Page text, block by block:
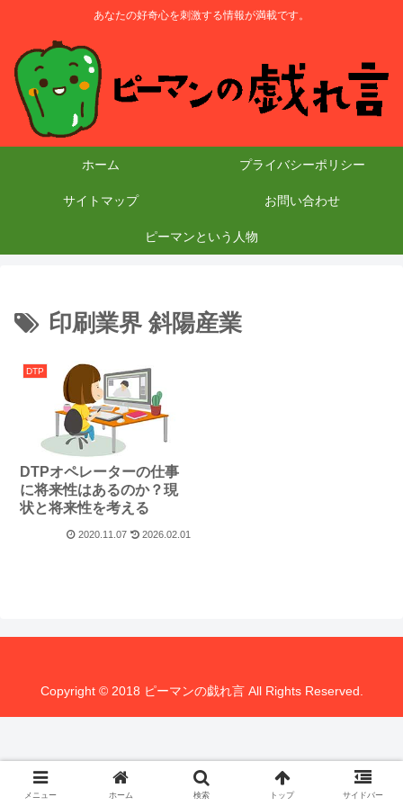
あなたの好奇心を刺激する情報が満載です。
ホーム プライバシーポリシー
サイトマップ お問い合わせ
ピーマンという人物
印刷業界 斜陽産業
DTP
DTPオペレーターの仕事
に将来性はあるのか？現
状と将来性を考える
2020.11.07 2026.02.01
Copyright © 2018 ピーマンの戯れ言 All Rights Reserved.
メニュー ホーム 検索 トップ サイドバー